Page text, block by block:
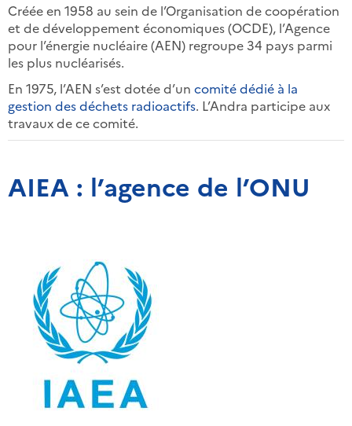
Créée en 1958 au sein de l’Organisation de coopération
et de développement économiques (OCDE), l’Agence
pour l’énergie nucléaire (AEN) regroupe 34 pays parmi
les plus nucléarisés.
En 1975, l’AEN s’est dotée d’un comité dédié à la
gestion des déchets radioactifs. L’Andra participe aux
travaux de ce comité.
AIEA : l’agence de l’ONU